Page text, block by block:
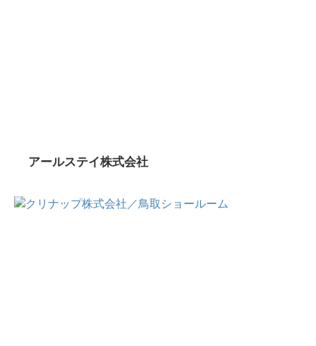
アールステイ株式会社